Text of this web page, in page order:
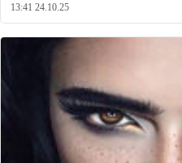
13:41 24.10.25